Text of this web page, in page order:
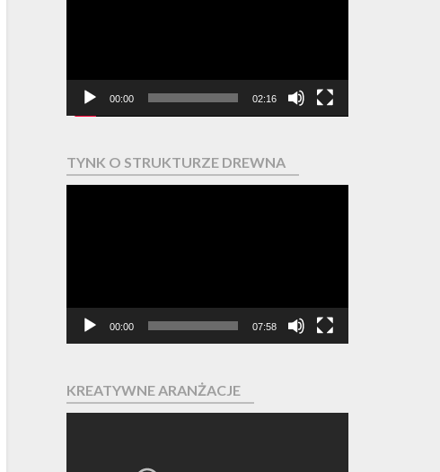
00:00 02:16
TYNK O STRUKTURZE DREWNA
00:00 07:58
KREATYWNE ARANŻACJE